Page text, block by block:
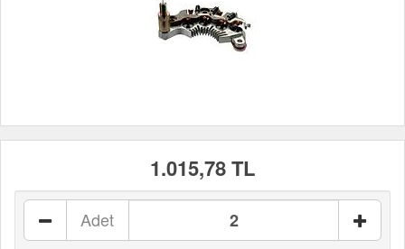
1.015,78 TL
Adet